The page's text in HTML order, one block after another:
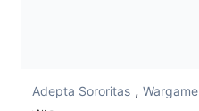
Adepta Sororitas , Wargame